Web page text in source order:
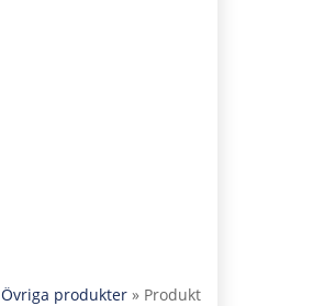
Övriga produkter » Produkt